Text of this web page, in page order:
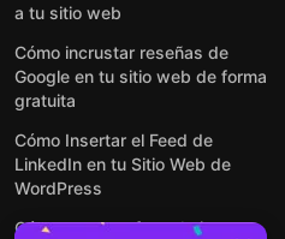
a tu sitio web
Cómo incrustar reseñas de
Google en tu sitio web de forma
gratuita
Cómo Insertar el Feed de
LinkedIn en tu Sitio Web de
WordPress
Cómo crear un formulario para